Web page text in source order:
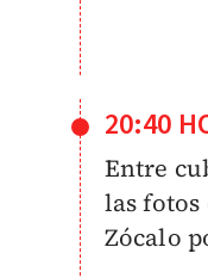
20:40
Entre
las fotos
Zócalo